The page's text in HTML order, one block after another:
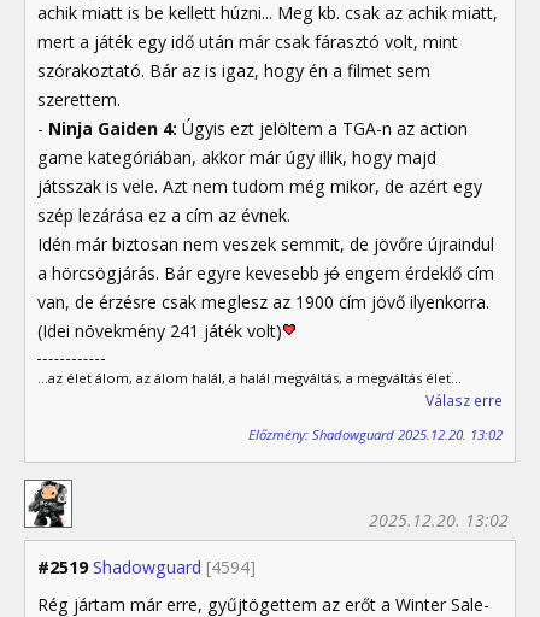
achik miatt is be kellett húzni... Meg kb. csak az achik miatt,
mert a játék egy idő után már csak fárasztó volt, mint
szórakoztató. Bár az is igaz, hogy én a filmet sem
szerettem.
- Ninja Gaiden 4: Úgyis ezt jelöltem a TGA-n az action
game kategóriában, akkor már úgy illik, hogy majd
játsszak is vele. Azt nem tudom még mikor, de azért egy
szép lezárása ez a cím az évnek.
Idén már biztosan nem veszek semmit, de jövőre újraindul
a hörcsögjárás. Bár egyre kevesebb jó engem érdeklő cím
van, de érzésre csak meglesz az 1900 cím jövő ilyenkorra.
(Idei növekmény 241 játék volt)
...az élet álom, az álom halál, a halál megváltás, a megváltás élet...
Válasz erre
Előzmény: Shadowguard 2025.12.20. 13:02
#2519 Shadowguard [4594]
2025.12.20. 13:02
Rég jártam már erre, gyűjtögettem az erőt a Winter Sale-